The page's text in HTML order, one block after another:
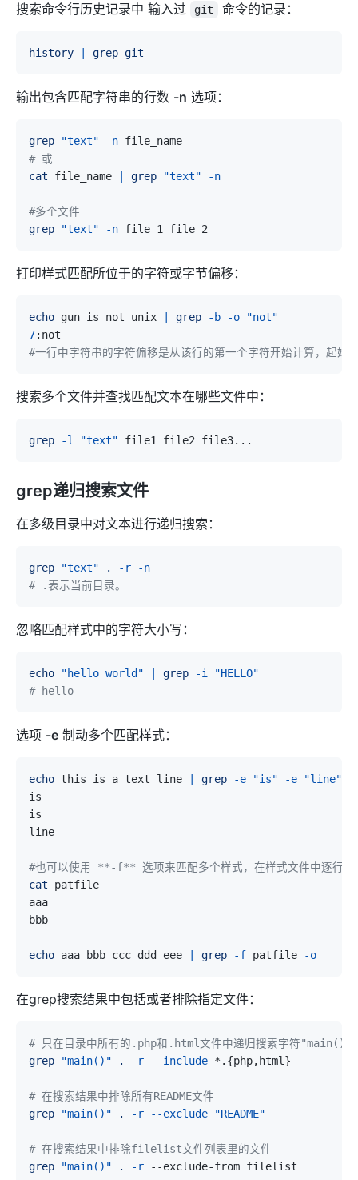
搜索命令行历史记录中 输入过 git 命令的记录：
history grep git
输出包含匹配字符串的行数 -n 选项：
grep "text" -n
# 或
cat file_name grep "text" -n
#多个文件
grep
"text" -n
打印样式匹配所位于的字符或字节偏移：
echo gun is not unix grep -b -o
"not"
7
#一行中字符串的字符偏移是从该行的第一个字符开始计算，
搜索多个文件并查找匹配文本在哪些文件中：
grep -l "text" file1 file2 file3..
grep递归搜索文件
在多级目录中对文本进行递归搜索：
grep "text" . -r
-n
# .表示当前目录。
忽略匹配样式中的字符大小写：
echo "hello world" grep -i
"HELLO"
# hello
选项 -e 制动多个匹配样式：
echo this is a text line grep -e "is" -e "line"
#也可以使用 **-f** 选项来匹配多个样式，在样式文件中逐行写
cat
echo aaa bbb ccc ddd eee grep -f patfile -o
在grep搜索结果中包括或者排除指定文件：
# 只在目录中所有的.php和.html文件中递归搜索字符"main()"
grep
"main()" . -r --include *. {php,html }
# 在搜索结果中排除所有README文件
grep
"main()" . -r --exclude "README"
# 在搜索结果中排除filelist文件列表里的文件
grep
"main()" . -r